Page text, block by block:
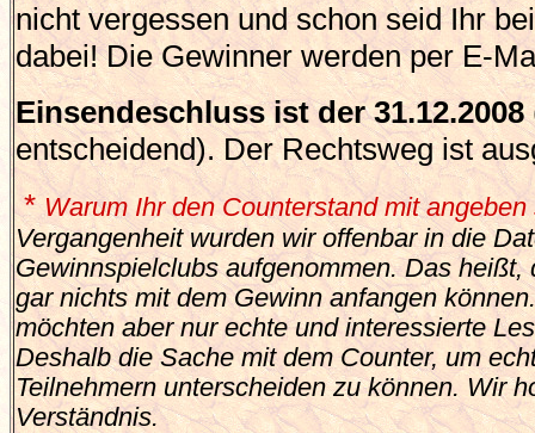
nicht vergessen und schon seid Ihr
dabei! Die Gewinner werden per E-
Einsendeschluss ist der 31.12.2008
entscheidend). Der Rechtsweg ist
* Warum Ihr den Counterstand mit angeben
Vergangenheit wurden wir offenbar in die
Gewinnspielclubs aufgenommen. Das heißt,
gar nichts mit dem Gewinn anfangen
möchten aber nur echte und interessierte
Deshalb die Sache mit dem Counter, um
Teilnehmern unterscheiden zu können. Wir
Verständnis.